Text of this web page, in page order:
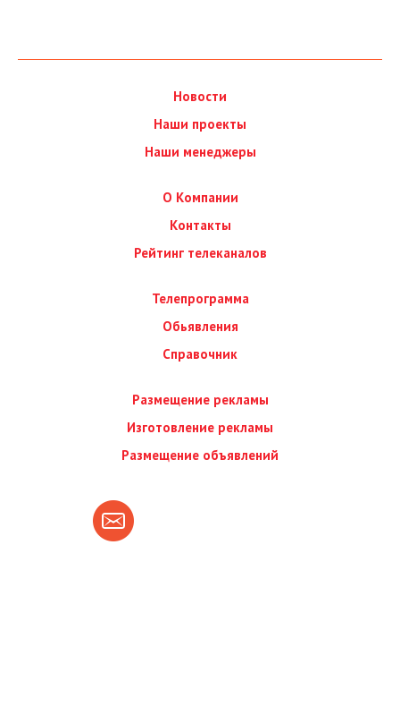
Новости
Наши проекты
Наши менеджеры
О Компании
Контакты
Рейтинг телеканалов
Телепрограмма
Обьявления
Справочник
Размещение рекламы
Изготовление рекламы
Размещение объявлений